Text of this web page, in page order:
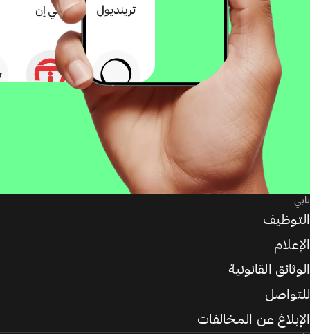
تابي
التوظيف
الإعلام
الوثائق القانونية
للتواصل
الإبلاغ عن المخالفات